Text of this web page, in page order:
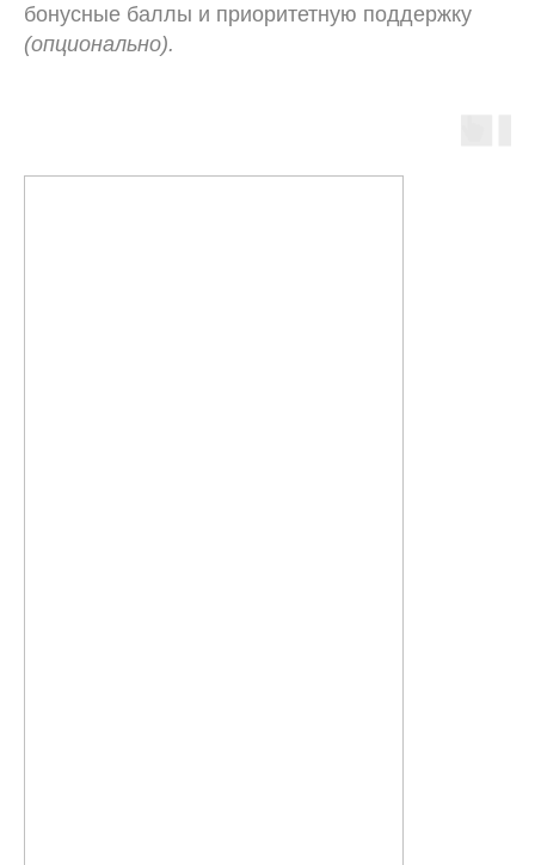
бонусные баллы и приоритетную поддержку
(опционально).